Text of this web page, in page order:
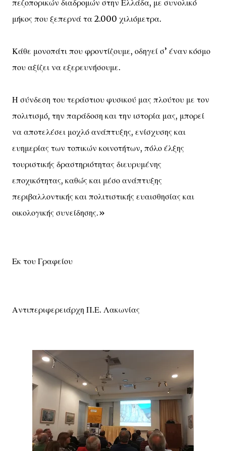
πεζοπορικών διαδρομών στην Ελλάδα, με συνολικό
μήκος που ξεπερνά τα 2.000 χιλιόμετρα.
Κάθε μονοπάτι που φροντίζουμε, οδηγεί σ’ έναν κόσμο
που αξίζει να εξερευνήσουμε.
Η σύνδεση του τεράστιου φυσικού μας πλούτου με τον
πολιτισμό, την παράδοση και την ιστορία μας, μπορεί
να αποτελέσει μοχλό ανάπτυξης, ενίσχυσης και
ευημερίας των τοπικών κοινοτήτων, πόλο έλξης
τουριστικής δραστηριότητας διευρυμένης
εποχικότητας, καθώς και μέσο ανάπτυξης
περιβαλλοντικής και πολιτιστικής ευαισθησίας και
οικολογικής συνείδησης.»
Εκ του Γραφείου
Αντιπεριφερειάρχη Π.Ε. Λακωνίας